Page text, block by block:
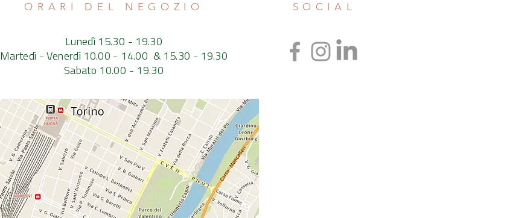
ORARI DEL NEGOZIO
Lunedì 15.30 - 19.30
Martedì - Venerdì 10.00 - 14.00 & 15.30 - 19.30
Sabato 10.00 - 19.30
SOCIAL